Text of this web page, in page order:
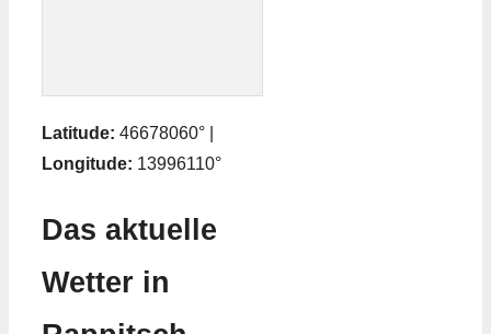
Latitude: 46678060° |
Longitude: 13996110°
Das aktuelle
Wetter in